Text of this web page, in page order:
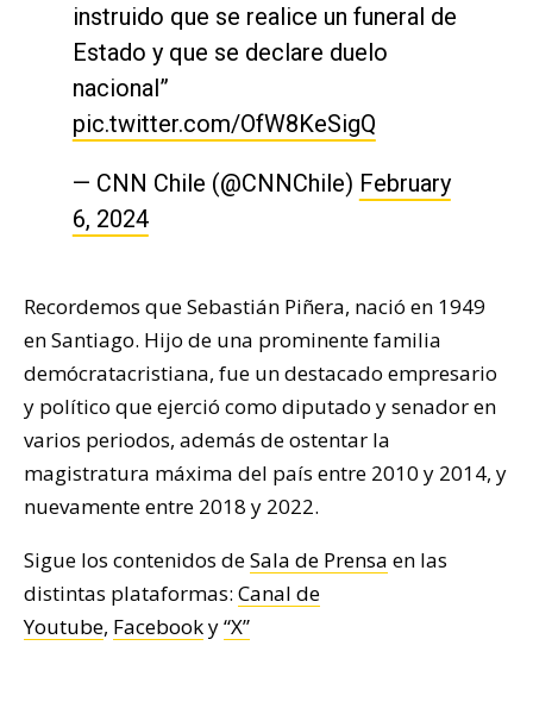
instruido que se realice un funeral de
Estado y que se declare duelo
nacional”
pic.twitter.com/OfW8KeSigQ
— CNN Chile (@CNNChile) February
6, 2024
Recordemos que Sebastián Piñera, nació en 1949
en Santiago. Hijo de una prominente familia
demócratacristiana, fue un destacado empresario
y político que ejerció como diputado y senador en
varios periodos, además de ostentar la
magistratura máxima del país entre 2010 y 2014, y
nuevamente entre 2018 y 2022.
Sigue los contenidos deSala de Prensa en las
distintas plataformas: Canal de
Youtube, Facebooky“X”